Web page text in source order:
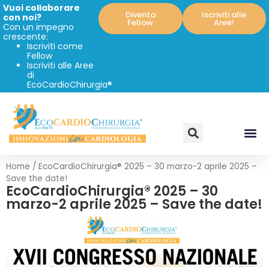
Vuoi collaborare
con noi?
Con un impegno
crescente:
Iscriviti come
Fellow
Iscriviti alle Aree
di
EcoCardioChirurgia®
Diventa
Fellow
Iscriviti alle
Aree!
Home / EcoCardioChirurgia® 2025 – 30 marzo-2 aprile 2025 –
Save the date!
EcoCardioChirurgia® 2025 – 30
marzo-2 aprile 2025 – Save the date!